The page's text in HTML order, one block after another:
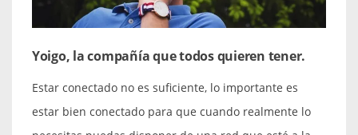
Yoigo, la compañía que todos quieren tener.
Estar conectado no es suficiente, lo importante es
estar bien conectado para que cuando realmente lo